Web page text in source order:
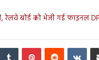
रेलवे बोर्ड को भेजी गई फाइनल
Tumblr PinterestReddit